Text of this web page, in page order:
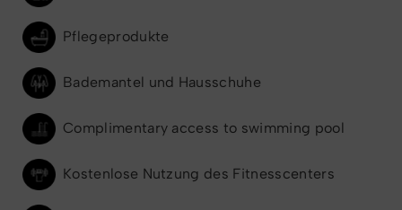
Pflegeprodukte
Bademantel und Hausschuhe
Complimentary access to swimming pool
Kostenlose Nutzung des Fitnesscenters